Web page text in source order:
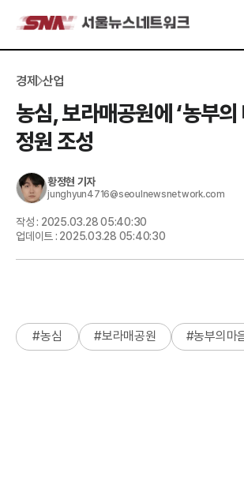
경제 산업
농심, 보라매공원에 ‘농부의
정원 조성
황정현 기자
junghyun4716@seoulnewsnetwork.com
작성 : 2025.03.28 05:40:30
업데이트 : 2025.03.28 05:40:30
#농심 #보라매공원 #농부의마